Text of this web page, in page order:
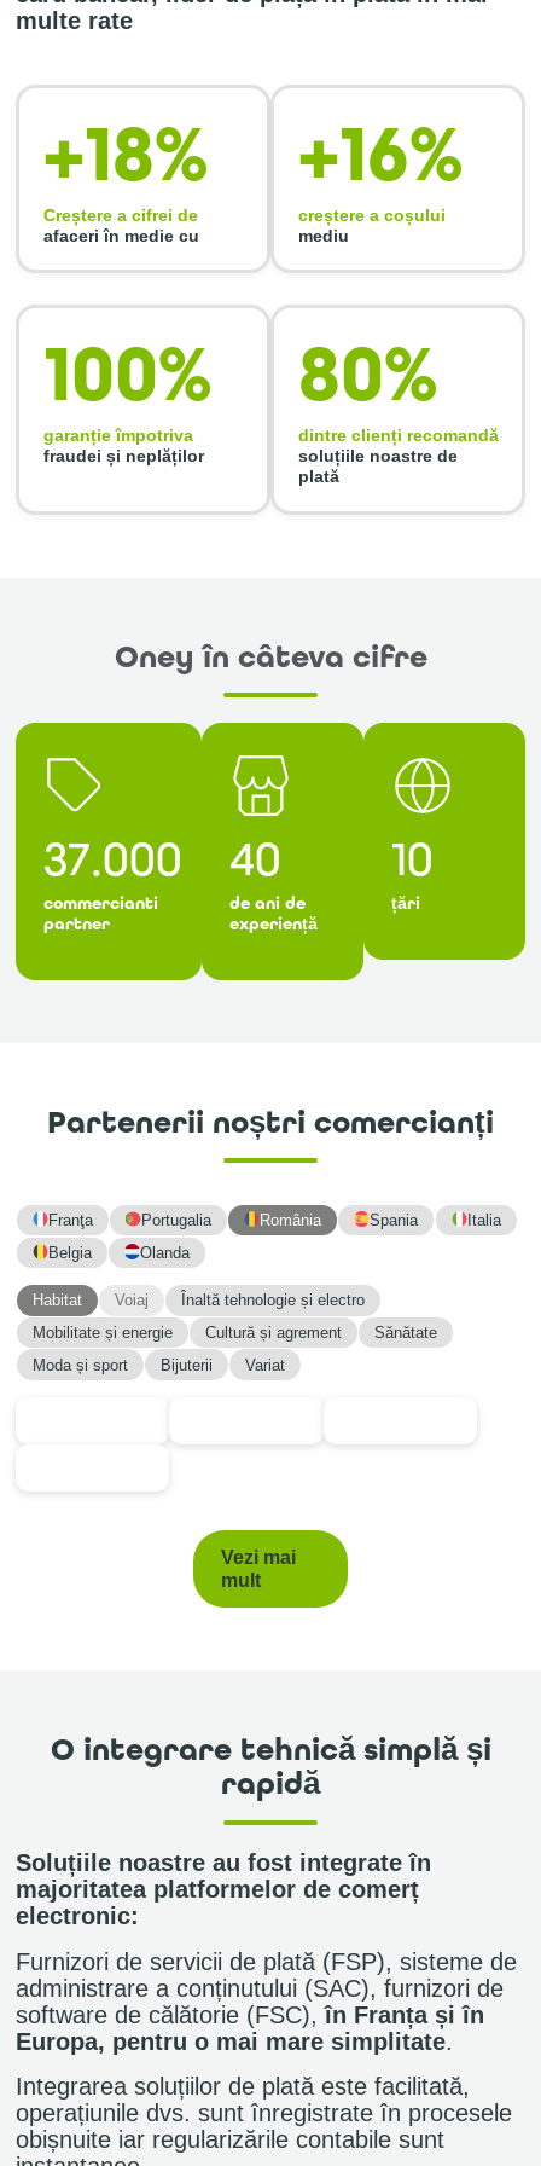
multe rate
+18%
Creștere a cifrei de
afaceri în medie cu
+16%
creștere a coșului
mediu
100%
garanție împotriva
fraudei și neplăților
80%
dintre clienți recomandă
soluțiile noastre de
plată
Oney în câteva cifre
37.000
commercianti
partner
40
de ani de
experiență
10
țări
Partenerii noștri comercianți
Franţa Portugalia România Spania
Italia
Belgia
Olanda
Habitat Voiaj
Înaltă tehnologie și electro
Mobilitate și energie
Cultură și agrement
Sănătate
Moda și sport
Bijuterii Variat
Vezi mai
mult
O integrare tehnică simplă și
rapidă
Soluțiile noastre au fost integrate în
majoritatea platformelor de comerț
electronic:
Furnizori de servicii de plată (FSP), sisteme de
administrare a conținutului (SAC), furnizori de
software de călătorie (FSC), în Franța și în
Europa, pentru o mai mare simplitate.
Integrarea soluțiilor de plată este facilitată,
operațiunile dvs. sunt înregistrate în procesele
obișnuite iar regularizările contabile sunt